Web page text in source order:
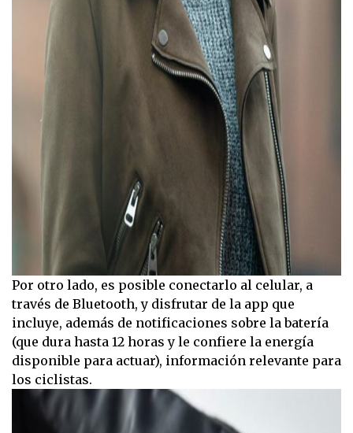
Por otro lado, es posible conectarlo al celular, a
través de Bluetooth, y disfrutar de la app que
incluye, además de notificaciones sobre la batería
(que dura hasta 12 horas y le confiere la energía
disponible para actuar), información relevante para
los ciclistas.